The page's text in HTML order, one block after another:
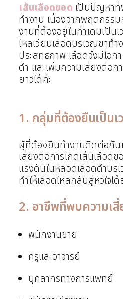
เส้นเลือดขอด เป็นปัญหาที่
ทำงาน เนื่องจากพฤติกรร
งานที่ต้องอยู่ในท่าเดิมเป็น
ไหลเวียนเลือดบริเวณขาทำ
ประสิทธิภาพ เลือดจึงมีโอก
ดำ และเพิ่มความเสี่ยงต่อก
ยาวได้ค่ะ
1. กลุ่มที่ต้องยืนเป็นเ
ผู้ที่ต้องยืนทำงานติดต่อกัน
เสี่ยงต่อการเกิดเส้นเลือด
แรงดันในหลอดเลือดดำบริ
ทำให้เลือดไหลกลับสู่หัวใจไ
2. อาชีพที่พบความเสี่
พนักงานขาย
ครูและอาจารย์
บุคลากรทางการแพทย์